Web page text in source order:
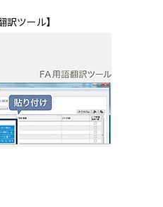
訳ツール】